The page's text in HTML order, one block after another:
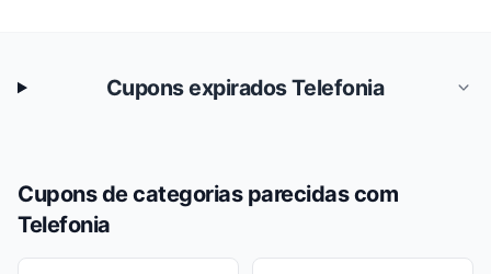
Cupons expirados Telefonia
Cupons de categorias parecidas com
Telefonia